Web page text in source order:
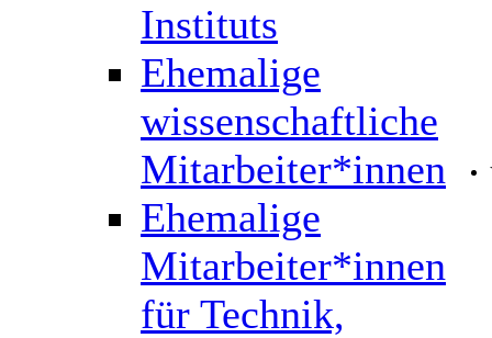
Instituts
Ehemalige
wissenschaftliche
Mitarbeiter*innen
Ehemalige
Mitarbeiter*innen
für Technik,